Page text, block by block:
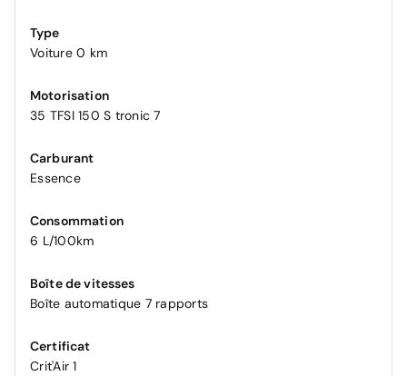
Type
Voiture 0 km
Motorisation
35 TFSI 150 S tronic 7
Carburant
Essence
Consommation
6 L/100km
Boîte de vitesses
Boîte automatique 7 rapports
Certificat
Crit'Air 1